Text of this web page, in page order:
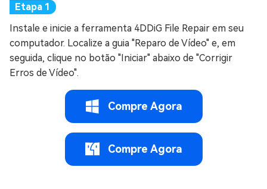
Instale e inicie a ferramenta 4DDiG File Repair em seu
computador. Localize a guia "Reparo de Vídeo" e, em
seguida, clique no botão "Iniciar" abaixo de "Corrigir
Erros de Vídeo".
Compre Agora
Compre Agora